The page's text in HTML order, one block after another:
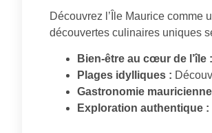
Découvrez l’Île Maurice comme
découvertes culinaires uniques
Bien-être au cœur de l’île :
Plages idylliques :
Gastronomie
Exploration authentique :